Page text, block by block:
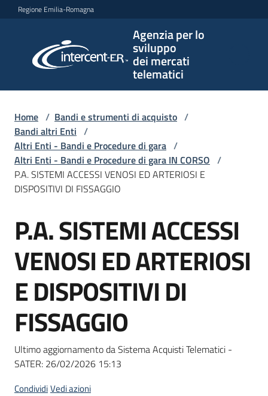
Vai al contenuto
Vai alla navigazione
Vai al footer
Regione Emilia-Romagna
Agenzia per lo
sviluppo
dei mercati
telematici
per lo
sviluppo
telematici
L'Agenzia
Bandi
e
di
Supporto
Piattaforme
telematiche
Home / Bandi e strumenti di acquisto /
Bandi altri Enti /
Altri Enti - Bandi e Procedure di gara /
Altri Enti - Bandi e Procedure di gara IN CORSO /
P.A. SISTEMI ACCESSI VENOSI ED ARTERIOSI E
DISPOSITIVI DI FISSAGGIO
Salta al contenuto
P.A. SISTEMI ACCESSI
VENOSI ED ARTERIOSI
E DISPOSITIVI DI
FISSAGGIO
Ultimo aggiornamento da Sistema Acquisti Telematici -
SATER: 26/02/2026 15:13
CondividiVedi azioni